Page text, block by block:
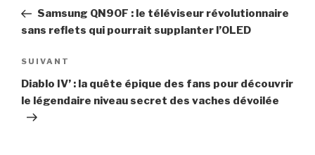
l’article
précédent
Samsung QN90F : le téléviseur révolutionnaire
sans reflets qui pourrait supplanter l’OLED
Article
suivant
SUIVANT
Diablo IV’ : la quête épique des fans pour découvrir
le légendaire niveau secret des vaches dévoilée